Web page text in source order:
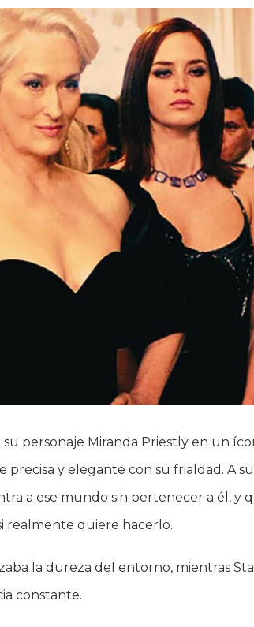
personaje Miranda Priestly en un
y elegante con su frialdad. A
a ese mundo sin pertenecer a él, y
realmente quiere hacerlo.
la dureza del entorno, mientras
constante.